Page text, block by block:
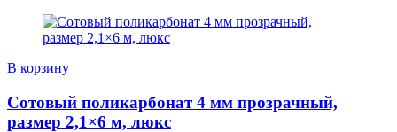
В корзину
Сотовый поликарбонат 4 мм прозрачный,
размер 2,1×6 м, люкс